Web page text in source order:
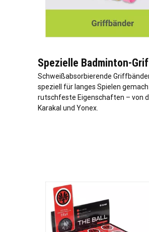
Spezielle Badminton-
Schweißabsorbierende
speziell für langes Spielen
rutschfeste Eigenschaften – von
Karakal und Yonex.